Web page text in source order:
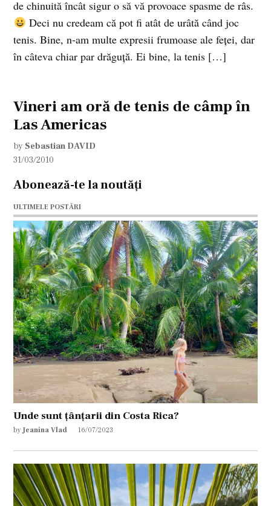
de chinuită încât sigur o să vă provoace spasme de râs.
Deci nu credeam că pot fi atât de urâtă când joc
tenis. Bine, n-am multe expresii frumoase ale feţei, dar
în câteva chiar par drăguţă. Ei bine, la tenis […]
Vineri am oră de tenis de câmp în
Las Americas
by Sebastian DAVID
31/03/2010
Abonează-te la noutăți
ULTIMELE POSTĂRI
Unde sunt țânțarii din Costa Rica?
by Jeanina Vlad 16/07/2023